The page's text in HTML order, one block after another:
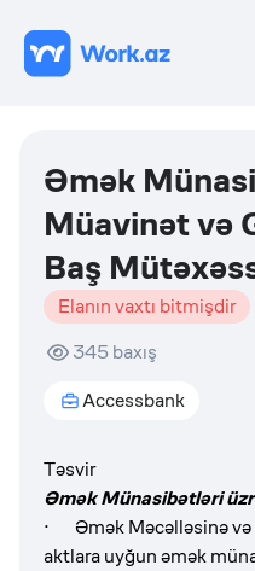
Əmək
Müavinət və
Baş
Elanın vaxtı bitmişdir
345 baxış
Accessbank
Təsvir
Əmək Münasibətləri
· Əmək Məcəlləsinə və
aktlara uyğun əmək